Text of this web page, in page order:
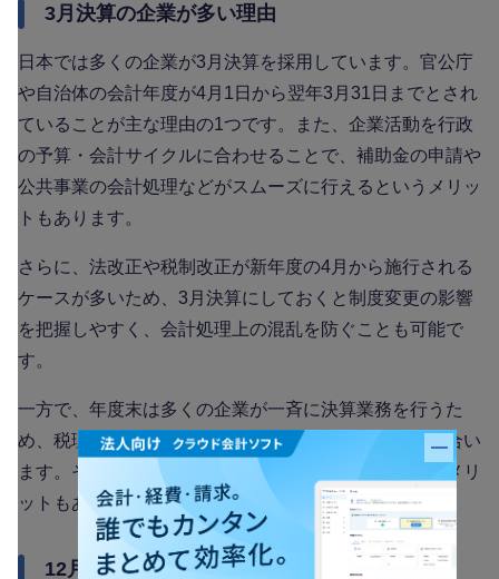
バナー
3月決算の企業が多い理由
日本では多くの企業が3月決算を採用しています。官公庁
や自治体の会計年度が4月1日から翌年3月31日までとされ
ていることが主な理由の1つです。また、企業活動を行政
の予算・会計サイクルに合わせることで、補助金の申請や
公共事業の会計処理などがスムーズに行えるというメリッ
トもあります。
さらに、法改正や税制改正が新年度の4月から施行される
ケースが多いため、3月決算にしておくと制度変更の影響
を把握しやすく、会計処理上の混乱を防ぐことも可能で
す。
一方で、年度末は多くの企業が一斉に決算業務を行うた
め、税理士や会計事務所のスケジュールが非常に混み合い
ます。そのため、専門家の確保が難しくなるというデメリ
ットもあります。
12月決算の企業が多い理由